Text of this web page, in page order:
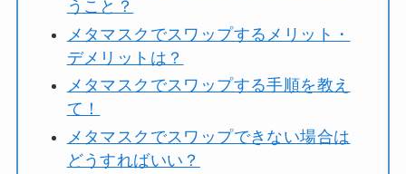
うこと？
メタマスクでスワップするメリット・
デメリットは？
メタマスクでスワップする手順を教え
て！
メタマスクでスワップできない場合は
どうすればいい？